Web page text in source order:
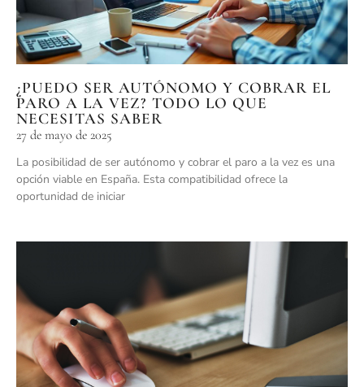
¿PUEDO SER AUTÓNOMO Y COBRAR EL
PARO A LA VEZ? TODO LO QUE
NECESITAS SABER
27 de mayo de 2025
La posibilidad de ser autónomo y cobrar el paro a la vez es una
opción viable en España. Esta compatibilidad ofrece la
oportunidad de iniciar